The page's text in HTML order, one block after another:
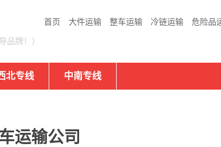
首页 大件运输 整车运输 冷链运输 危险品
品牌！）
北专线 中南专线
运输公司